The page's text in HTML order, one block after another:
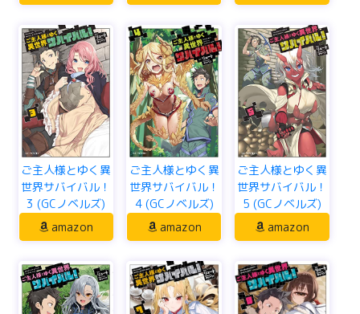
ご主人様とゆく異
世界サバイバル！
3 (GCノベルズ)
amazon
ご主人様とゆく異
世界サバイバル！
4 (GCノベルズ)
amazon
ご主人様とゆく異
世界サバイバル！
5 (GCノベルズ)
amazon